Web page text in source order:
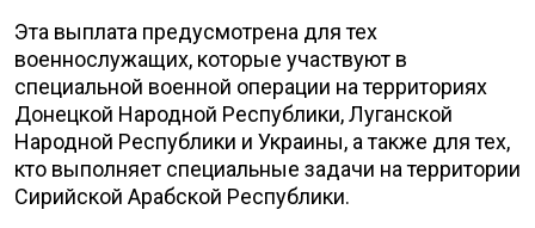
Эта выплата предусмотрена для тех
военнослужащих, которые участвуют в
специальной военной операции на территориях
Донецкой Народной Республики, Луганской
Народной Республики и Украины, а также для тех,
кто выполняет специальные задачи на территории
Сирийской Арабской Республики.